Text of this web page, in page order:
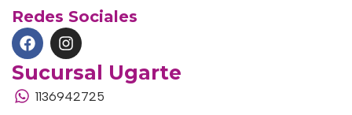
Redes Sociales
Sucursal Ugarte
1136942725